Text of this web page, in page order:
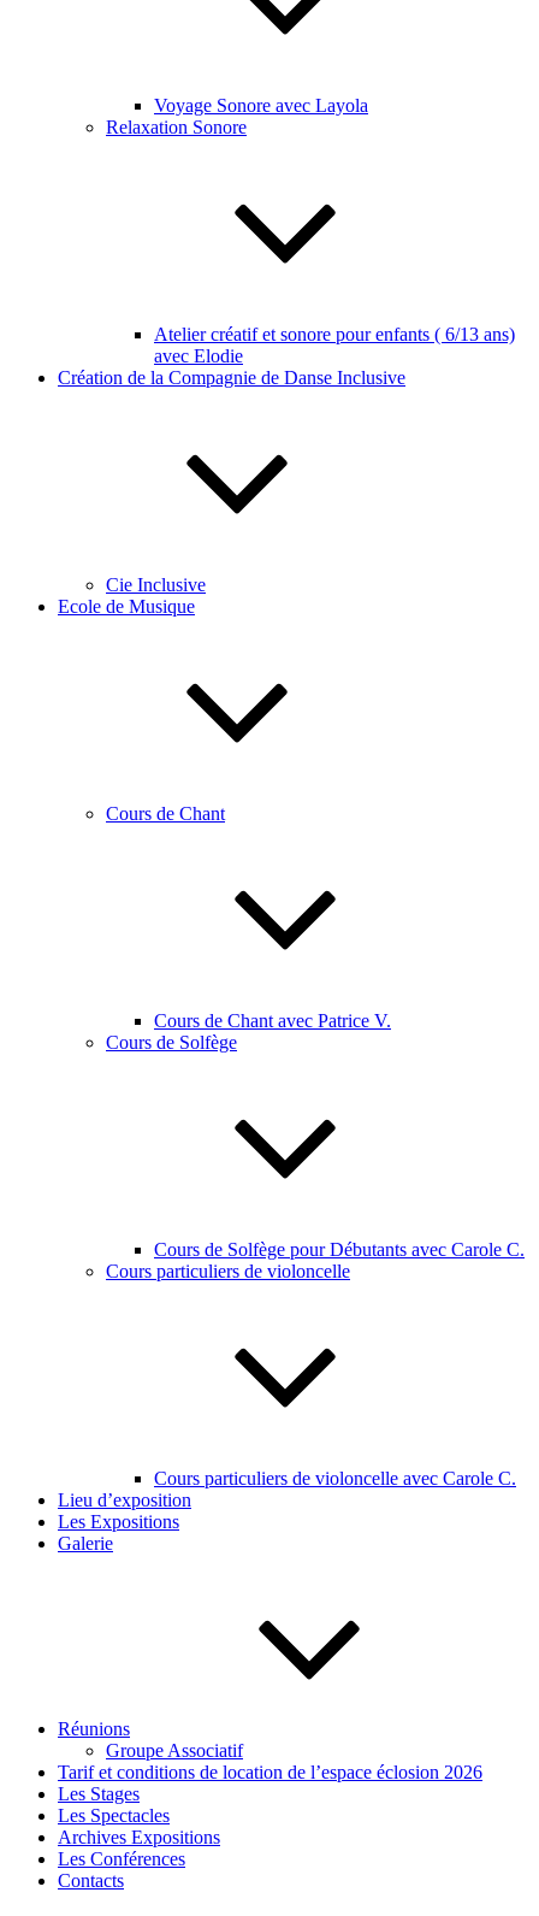
Voyage Sonore avec Layola
Relaxation Sonore
Atelier créatif et sonore pour enfants ( 6/13 ans)
avec Elodie
Création de la Compagnie de Danse Inclusive
Cie Inclusive
Ecole de Musique
Cours de Chant
Cours de Chant avec Patrice V.
Cours de Solfège
Cours de Solfège pour Débutants avec Carole C.
Cours particuliers de violoncelle
Cours particuliers de violoncelle avec Carole C.
Lieu d’exposition
Les Expositions
Galerie
Réunions
Groupe Associatif
Tarif et conditions de location de l’espace éclosion 2026
Les Stages
Les Spectacles
Archives Expositions
Les Conférences
Contacts